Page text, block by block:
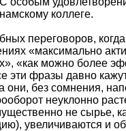
коллеге.
переговоров,
«максимально
«как можно более
эти фразы давно
они, без сомнения,
неуклонно
не сырье,
увеличиваются и